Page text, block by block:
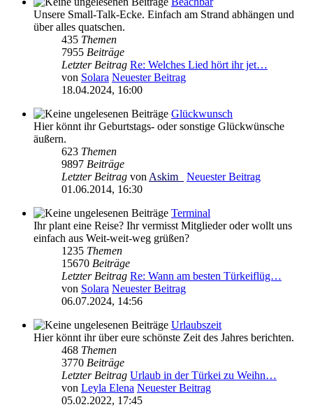
Unsere Small-Talk-Ecke. Einfach am Strand abhängen und
über alles quatschen.
435 Themen
7955 Beiträge
Letzter Beitrag Re: Welches Lied hört ihr jet…
von Solara Neuester Beitrag
18.04.2024, 16:00
Glückwunsch
Hier könnt ihr Geburtstags- oder sonstige Glückwünsche
äußern.
623 Themen
9897 Beiträge
Letzter Beitrag von Askim_
Neuester Beitrag
01.06.2014, 16:30
Terminal
Ihr plant eine Reise? Ihr vermisst Mitglieder oder wollt uns
einfach aus Weit-weit-weg grüßen?
1235 Themen
15670 Beiträge
Letzter Beitrag Re: Wann am besten Türkeiflüg…
von Solara Neuester Beitrag
06.07.2024, 14:56
Urlaubszeit
Hier könnt ihr über eure schönste Zeit des Jahres berichten.
468 Themen
3770 Beiträge
Letzter Beitrag Urlaub in der Türkei zu Weihn…
von Leyla Elena Neuester Beitrag
05.02.2022, 17:45